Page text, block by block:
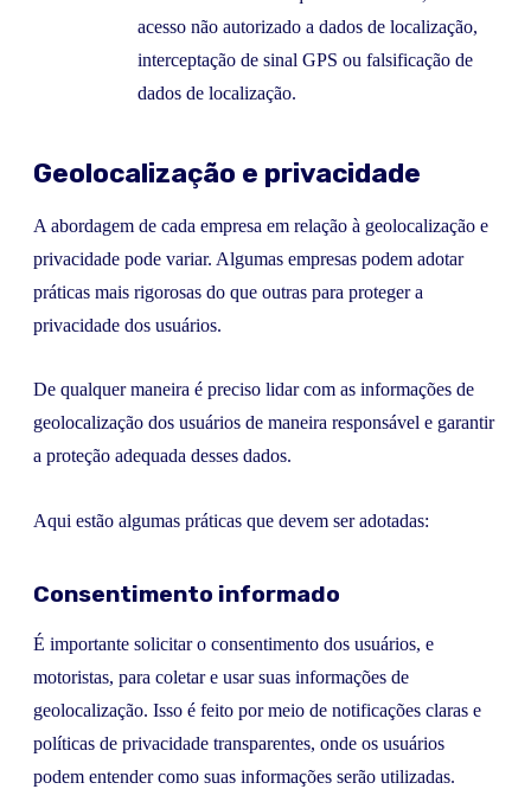
acesso não autorizado a dados de localização,
interceptação de sinal GPS ou falsificação de
dados de localização.
Geolocalização e privacidade
A abordagem de cada empresa em relação à geolocalização e
privacidade pode variar. Algumas empresas podem adotar
práticas mais rigorosas do que outras para proteger a
privacidade dos usuários.
De qualquer maneira é preciso lidar com as informações de
geolocalização dos usuários de maneira responsável e garantir
a proteção adequada desses dados.
Aqui estão algumas práticas que devem ser adotadas:
Consentimento informado
É importante solicitar o consentimento dos usuários, e
motoristas, para coletar e usar suas informações de
geolocalização. Isso é feito por meio de notificações claras e
políticas de privacidade transparentes, onde os usuários
podem entender como suas informações serão utilizadas.